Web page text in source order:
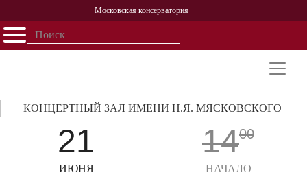
Московская консерватория
Открыть - закрыть
Персоналии
История
21
ИЮНЯ
КОНЦЕРТНЫЙ ЗАЛ ИМЕНИ Н.Я. МЯСКОВСКОГО
1400
НАЧАЛО